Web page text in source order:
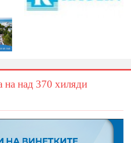
на над 370 хиляди